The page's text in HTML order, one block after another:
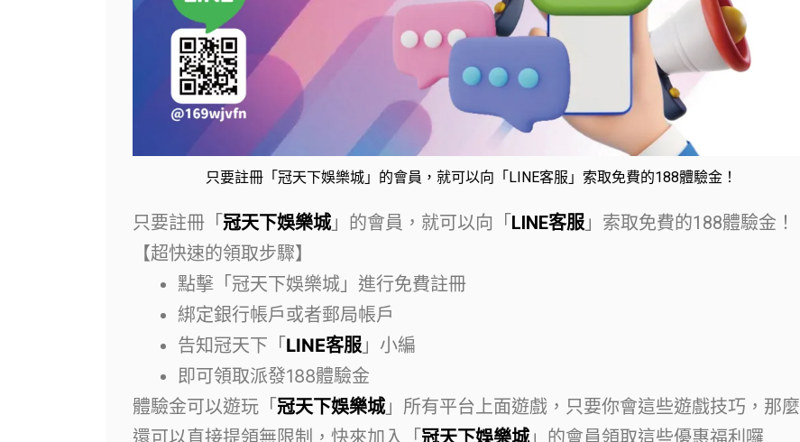
只要註冊「冠天下娛樂城」的會員，就可以向「LINE客服」索取免費的188體驗金！
只要註冊「 冠天下娛樂城」的會員，就可以向「 LINE客服」索取免費的188體驗金！
【超快速的領取步驟】
點擊「冠天下娛樂城」進行免費註冊
綁定銀行帳戶或者郵局帳戶
告知冠天下「 LINE客服」小編
即可領取派發188體驗金
體驗金可以遊玩「 冠天下娛樂城」所有平台上面遊戲，只要你會這些遊戲技巧，那麼